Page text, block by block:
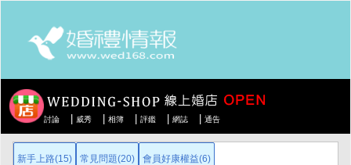
討論 威秀 相簿 評鑑 網誌 通告
新手上路(15) 常見問題(20) 會員好康權益(6)